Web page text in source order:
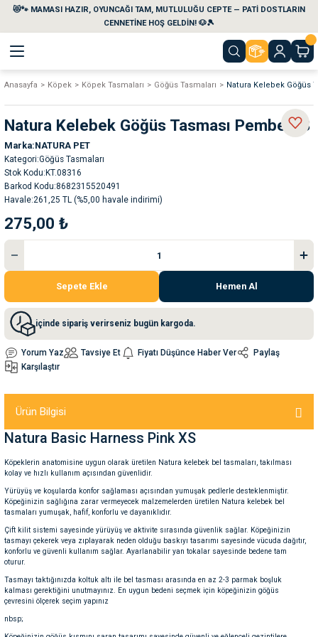
😻🐾 MAMASI HAZIR, OYUNCAĞI TAM, MUTLULUĞU CEPTE — PATİ DOSTLARIN
CENNETİNE HOŞ GELDİN! 🐶🎾
Geri Dön
Geri Dön
Temizlik Ürünleri
Su Kabları
Kemikleri
Geri Dön
Geri Dön
Geri Dön
Geri Dön
Anasayfa Köpek Köpek Tasmaları Göğüs Tasmaları Natura Kelebek Göğüs
Natura Kelebek Göğüs Tasması Pembe XS
Marka NATURA PET
Kategori Göğüs Tasmaları
Stok Kodu KT.08316
Barkod Kodu 8682315520491
Havale 261,25 TL (%5,00 havale indirimi)
275,00 ₺
Sepete Ekle Hemen Al
içinde sipariş verirseniz bugün kargoda.
Yorum Yaz Tavsiye Et Fiyatı Düşünce Haber Ver
Paylaş
Karşılaştır
Ürün Bilgisi
Natura Basic Harness Pink XS
Köpeklerin anatomisine uygun olarak üretilen Natura kelebek bel tasmaları, takılması
kolay ve hızlı kullanım açısından güvenlidir.
Yürüyüş ve koşularda konfor sağlaması açısından yumuşak pedlerle desteklenmiştir.
Köpeğinizin sağlığına zarar vermeyecek malzemelerden üretilen Natura kelebek bel
tasmaları yumuşak, hafif, konforlu ve dayanıklıdır.
Çift kilit sistemi sayesinde yürüyüş ve aktivite sırasında güvenlik sağlar. Köpeğinizin
tasmayı çekerek veya zıplayarak neden olduğu baskıyı tasarımı sayesinde vücuda dağıtır,
konforlu ve güvenli kullanım sağlar. Ayarlanabilir yan tokalar sayesinde bedene tam
oturur.
Tasmayı taktığınızda koltuk altı ile bel tasması arasında en az 2-3 parmak boşluk
kalması gerektiğini unutmayınız. En uygun bedeni seçmek için köpeğinizin göğüs
çevresini ölçerek seçim yapınız
nbsp;